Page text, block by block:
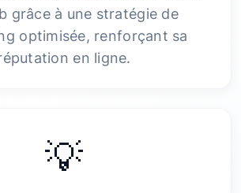
grâce à une stratégie de
optimisée, renforçant sa
en ligne.
💡